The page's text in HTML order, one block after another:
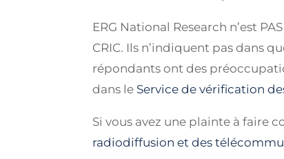
ERG National Research n’est
CRIC. Ils n’indiquent pas dans
répondants ont des
dans le Service de vérification
Si vous avez une plainte à faire
radiodiffusion et des